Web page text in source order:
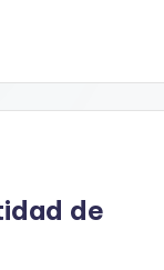
de